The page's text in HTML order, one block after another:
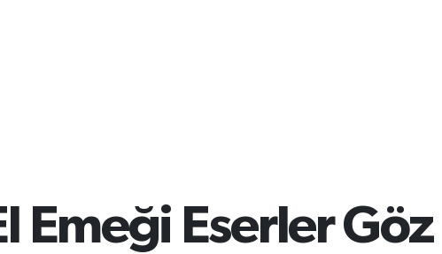
Emeği Eserler Göz